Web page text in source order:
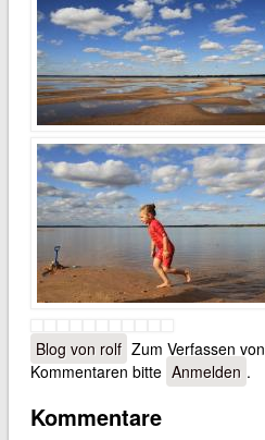
Blog von rolf Zum Verfassen von
Kommentaren bitte Anmelden .
Kommentare